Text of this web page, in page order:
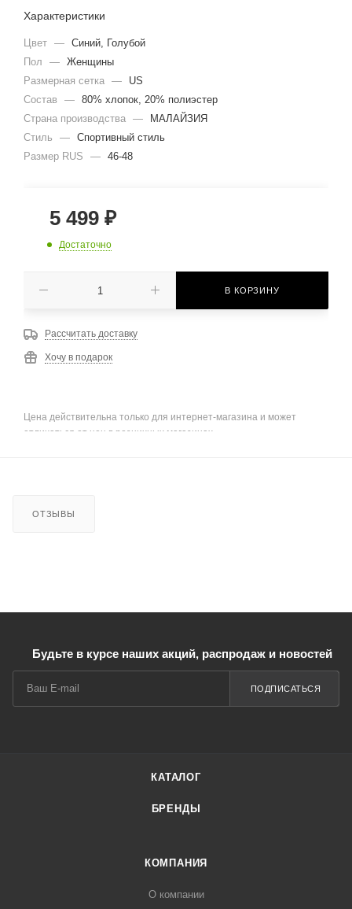
Характеристики
Цвет — Синий, Голубой
Пол
— Женщины
Размерная сетка —
US
Состав
— 80% хлопок, 20% полиэстер
Страна производства —
МАЛАЙЗИЯ
Стиль
— Спортивный стиль
Размер RUS
— 46-48
5 499 ₽
Достаточно
В КОРЗИНУ
Рассчитать доставку
Хочу в подарок
Цена действительна только для интернет-магазина и может
отличаться от цен в розничных магазинах
ОТЗЫВЫ
Будьте в курсе наших акций, распродаж и новостей
ПОДПИСАТЬСЯ
КАТАЛОГ
БРЕНДЫ
КОМПАНИЯ
О компании